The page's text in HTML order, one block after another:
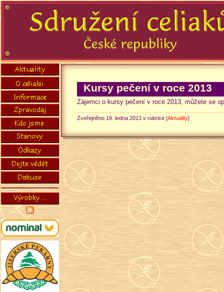
Kursy pečení v roce 2013
Zájemci o kursy pečení v roce 2013, můžete se
Zveřejněno 19. ledna 2013 v rubrice [Aktuality]